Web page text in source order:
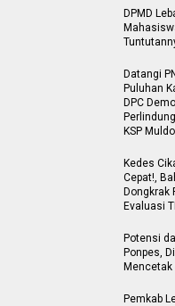
DPMD
Datangi
Puluhan
DPC
KSP
Kedes
Cepat!,
Dongkrak
Evaluasi
Potensi
Ponpes,
Mencetak
Pemkab